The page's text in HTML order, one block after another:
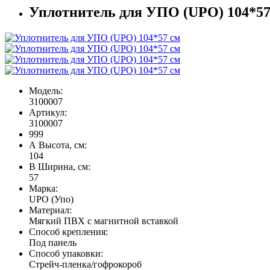
Уплотнитель для УПО (UPO)
Модель:
3100007
Артикул:
3100007
999
А Высота, см:
104
В Ширина, см:
57
Марка:
UPO (Упо)
Материал:
Мягкий ПВХ с магнитной вставкой
Способ крепления:
Под панель
Способ упаковки:
Стрейч-пленка/гофрокороб